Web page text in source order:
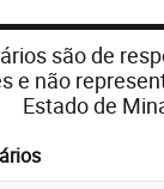
são de
e não
Estado de